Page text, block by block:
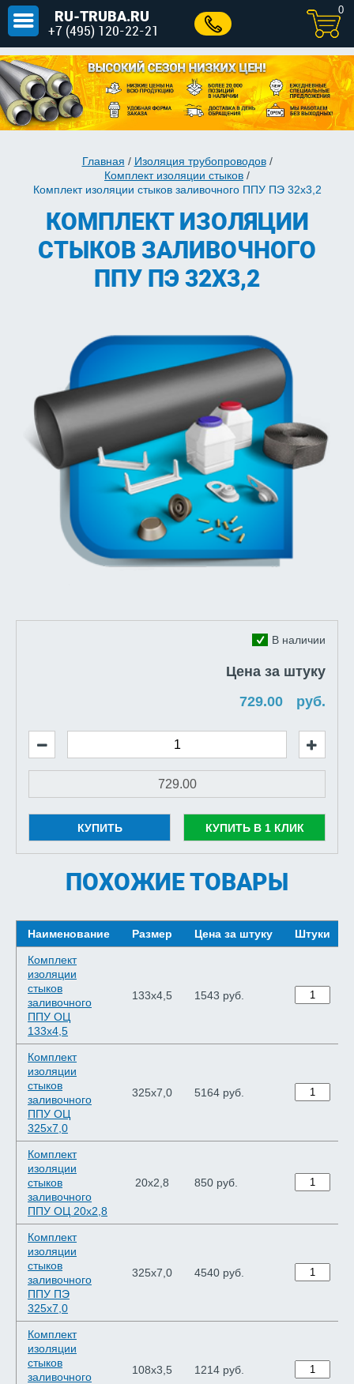
RU-TRUBA.RU
+7 (495) 120-22-21
0
Главная / Изоляция трубопроводов/
Комплект изоляции стыков /
Комплект изоляции стыков заливочного ППУ ПЭ 32х3,2
КОМПЛЕКТ ИЗОЛЯЦИИ
СТЫКОВ ЗАЛИВОЧНОГО
ППУ ПЭ 32Х3,2
В наличии
Цена за штуку
руб.
КУПИТЬ КУПИТЬ В 1 КЛИК
ПОХОЖИЕ ТОВАРЫ
Наименование Размер Цена за штуку Штуки
Комплект
изоляции
стыков
заливочного
ППУ ОЦ
133х4,5
133х4,5 1543 руб.
Комплект
изоляции
стыков
заливочного
ППУ ОЦ
325х7,0
325х7,0 5164 руб.
Комплект
изоляции
стыков
заливочного
ППУ ОЦ 20х2,8
20х2,8 850 руб.
Комплект
изоляции
стыков
заливочного
ППУ ПЭ
325х7,0
325х7,0 4540 руб.
Комплект
изоляции
стыков
заливочного
108х3,5 1214 руб.